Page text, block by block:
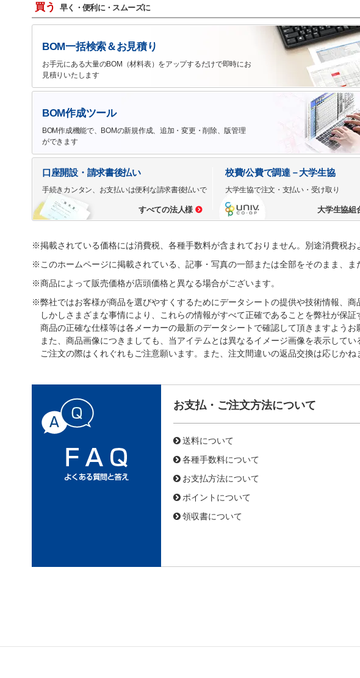
買う 早く・便利に・スムーズに
BOM一括検索＆お見積り
お手元にある大量のBOM（材料表）をアップするだけで即時にお
見積りいたします
BOM作成ツール
BOM作成機能で、BOMの新規作成、追加・変更・削除、版管理
ができます
口座開設・請求書後払い
手続きカンタン、お支払いは便利な請求書後払いで
すべての法人様
校費/公費で調達－大学生協
大学生協で注文・支払い・受け取り
大学生協組
※掲載されている価格には消費税、各種手数料が含まれておりません。別途消費税お
※このホームページに掲載されている、記事・写真の一部または全部をそのまま、ま
※商品によって販売価格が店頭価格と異なる場合がございます。
※弊社ではお客様が商品を選びやすくするためにデータシートの提供や技術情報、商
しかしさまざまな事情により、これらの情報がすべて正確であることを弊社が保証
商品の正確な仕様等は各メーカーの最新のデータシートで確認して頂きますようお
また、商品画像につきましても、当アイテムとは異なるイメージ画像を表示してい
ご注文の際はくれぐれもご注意願います。また、注文間違いの返品交換は応じかね
お支払・ご注文方法について
送料について
各種手数料について
お支払方法について
ポイントについて
領収書について